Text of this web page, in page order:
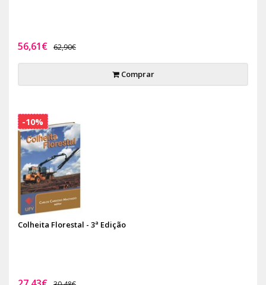
56,61€ 62,90€
Comprar
Colheita Florestal - 3ª Edição
-10%